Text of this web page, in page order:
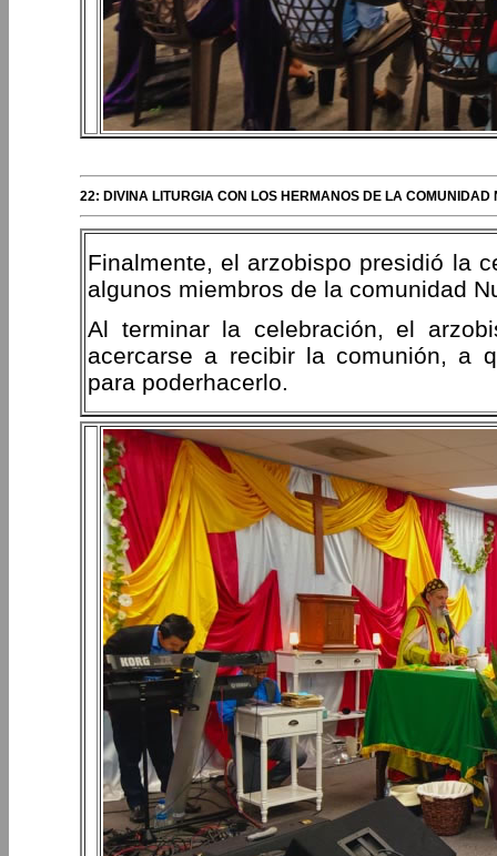
22: DIVINA LITURGIA CON LOS HERMANOS DE LA
Finalmente, el arzobispo presidió la
algunos miembros de la comunidad
Al terminar la celebración, el
acercarse a recibir la comunión, a
para poderhacerlo.